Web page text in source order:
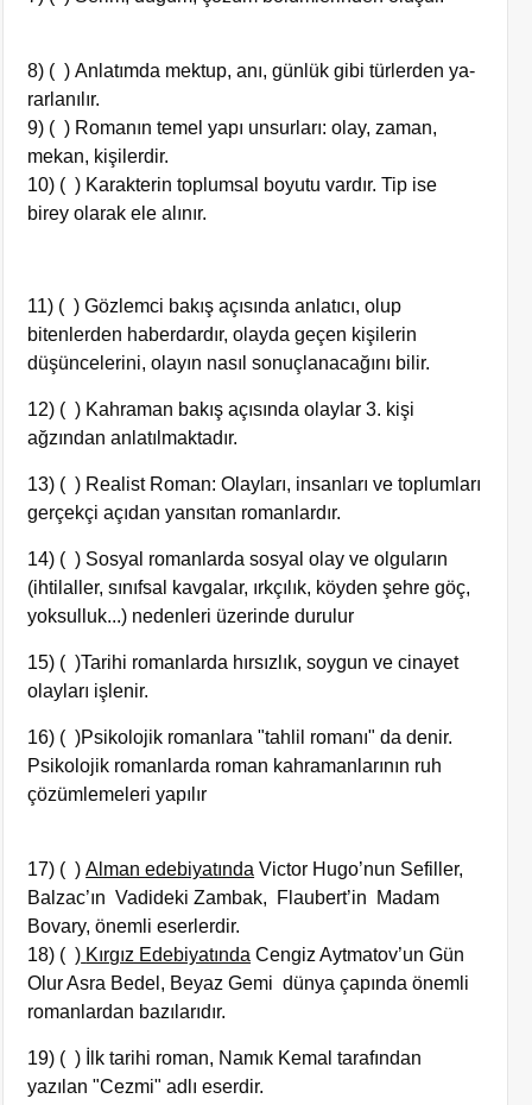
8) ( ) Anlatımda mektup, anı, günlük gibi türlerden ya­
rarlanılır.
9) ( ) Romanın temel yapı unsurları: olay, zaman,
mekan, kişilerdir.
10) ( ) Karakterin toplumsal boyutu vardır. Tip ise
birey olarak ele alınır.
11) ( ) Gözlemci bakış açısında anlatıcı, olup
bitenlerden haberdardır, olayda geçen kişilerin
düşüncelerini, olayın nasıl sonuçlanacağını bilir.
12) ( ) Kahraman bakış açısında olaylar 3. kişi
ağzından anlatılmaktadır.
13) ( ) Realist Roman: Olayları, insanları ve toplumları
gerçekçi açıdan yansıtan romanlardır.
14) ( ) Sosyal romanlarda sosyal olay ve olguların
(ihtilaller, sınıfsal kavgalar, ırkçılık, köyden şehre göç,
yoksulluk...) nedenleri üzerinde durulur
15) ( )Tarihi romanlarda hırsızlık, soygun ve cinayet
olayları işlenir.
16) ( )Psikolojik romanlara "tahlil romanı" da denir.
Psikolojik romanlarda roman kahramanlarının ruh
çözümlemeleri yapılır
17) ( )Alman edebiyatında Victor Hugo’nun Sefiller,
Balzac’ın Vadideki Zambak, Flaubert’in Madam
Bovary, önemli eserlerdir.
18) ( ) Kırgız Edebiyatında Cengiz Aytmatov’un Gün
Olur Asra Bedel, Beyaz Gemi dünya çapında önemli
romanlardan bazılarıdır.
19) ( ) İlk tarihi roman, Namık Kemal tarafından
yazılan "Cezmi" adlı eserdir.